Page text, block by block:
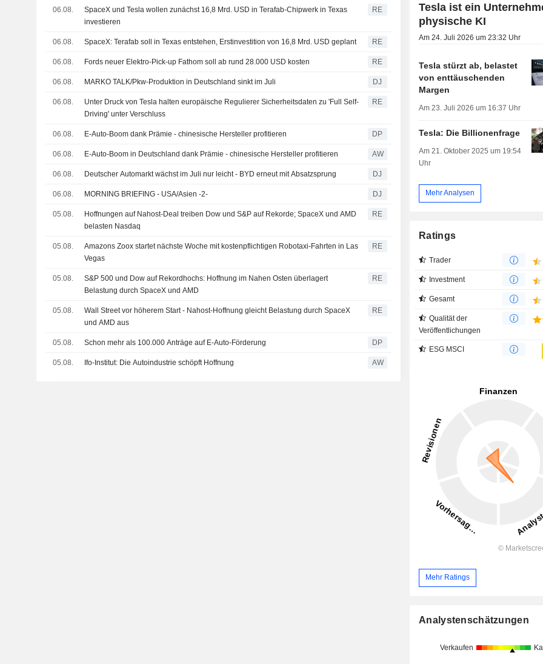
06.08.
SpaceX und Tesla wollen zunächst 16,8 Mrd. USD in Terafab-Chipwerk in Texas
investieren
RE
06.08. SpaceX: Terafab soll in Texas entstehen, Erstinvestition von 16,8 Mrd. USD geplant RE
06.08. Fords neuer Elektro-Pick-up Fathom soll ab rund 28.000 USD kosten RE
06.08. MARKO TALK/Pkw-Produktion in Deutschland sinkt im Juli DJ
06.08.
Unter Druck von Tesla halten europäische Regulierer Sicherheitsdaten zu 'Full Self-
Driving' unter Verschluss
RE
06.08. E-Auto-Boom dank Prämie - chinesische Hersteller profitieren DP
06.08. E-Auto-Boom in Deutschland dank Prämie - chinesische Hersteller profitieren AW
06.08. Deutscher Automarkt wächst im Juli nur leicht - BYD erneut mit Absatzsprung DJ
06.08. MORNING BRIEFING - USA/Asien -2- DJ
05.08.
Hoffnungen auf Nahost-Deal treiben Dow und S&P auf Rekorde; SpaceX und AMD
belasten Nasdaq
RE
05.08.
Amazons Zoox startet nächste Woche mit kostenpflichtigen Robotaxi-Fahrten in Las
Vegas
RE
05.08.
S&P 500 und Dow auf Rekordhochs: Hoffnung im Nahen Osten überlagert
Belastung durch SpaceX und AMD
RE
05.08.
Wall Street vor höherem Start - Nahost-Hoffnung gleicht Belastung durch SpaceX
und AMD aus
RE
05.08. Schon mehr als 100.000 Anträge auf E-Auto-Förderung DP
05.08. Ifo-Institut: Die Autoindustrie schöpft Hoffnung AW
Tesla ist ein
physische KI
Am 24. Juli 2026 um 23:32 Uhr
Tesla stürzt ab, belastet
von enttäuschenden
Margen
Am 23. Juli 2026 um 16:37 Uhr
Tesla: Die Billionenfrage
Am 21. Oktober 2025 um 19:54
Uhr
Mehr Analysen
Ratings
Trader
Investment
Gesamt
Qualität der
Veröffentlichungen
ESG MSCI
Mehr Ratings
Analystenschätzungen
Verkaufen